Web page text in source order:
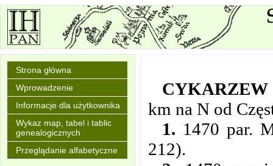
Strona główna
Wprowadzenie
Informacje dla użytkownika
Wykaz map, tabel i tablic
genealogicznych
Przeglądanie alfabetyczne
CYKARZEW
km na N od
1. 1470 par.
212).